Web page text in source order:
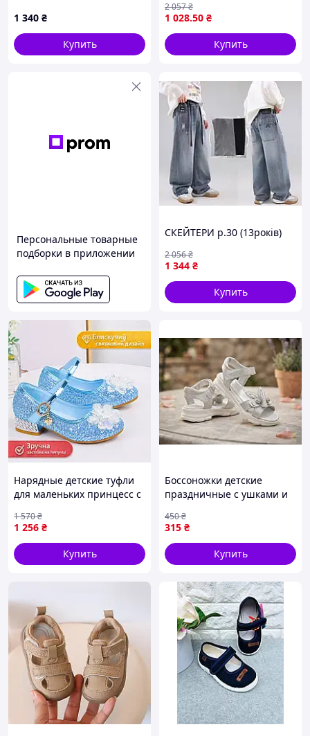
1 340 ₴
Купить
износостойкостью 6пар/уп
1 028.50 ₴
2 057₴
Купить
Персональные товарные
подборки в приложении
СКЕЙТЕРИ р.30 (13років)
1 344 ₴
2 056₴
Купить
Нарядные детские туфли
для маленьких принцесс с
размер с декором, Туфли
детские праздничные на
липучке
1 256 ₴
1 570₴
Купить
Боссоножки детские
праздничные с ушками и
26р
315 ₴
450₴
Купить